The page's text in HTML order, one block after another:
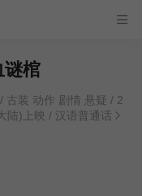
谜棺
/ 古装 动作 剧情 悬疑 / 2
陆)上映 / 汉语普通话